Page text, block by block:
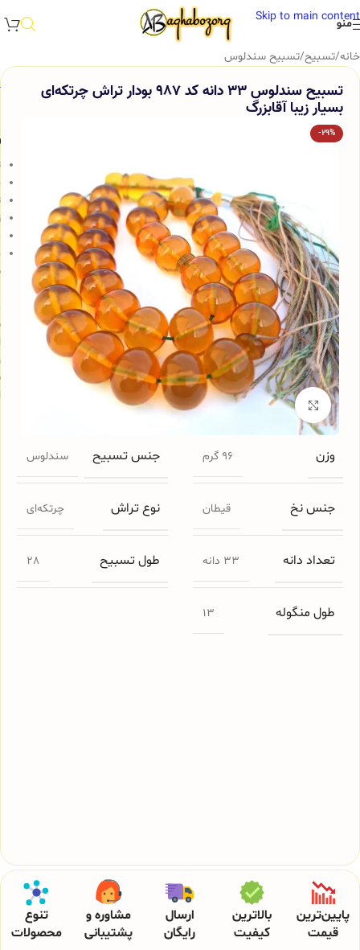
Skip to main content
منو
خانه/تسبیح/تسبیح سندلوس
تسبیح سندلوس 33 دانه کد 987 بودار تراش چرتکه‌ای
بسیار زیبا آقابزرگ
-29%
برای بزرگنمایی کلیک کنید
وزن 96 گرم جنس تسبیح سندلوس
جنس نخ قیطان نوع تراش چرتکه‌ای
تعداد دانه 33 دانه طول تسبیح 28
طول منگوله 13
پایین‌ترین
قیمت
بالاترین
کیفیت
ارسال
رایگان
مشاوره و
پشتیبانی
تنوع
محصولات